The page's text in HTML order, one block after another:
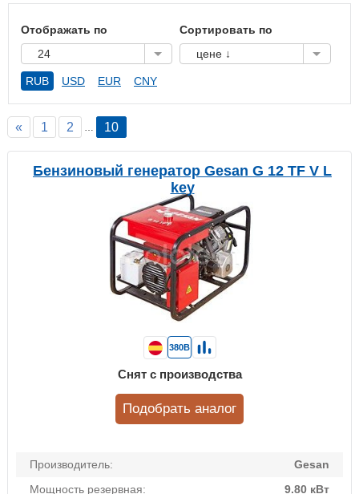
Отображать по
24
Сортировать по
цене ↓
RUB USD EUR CNY
« 1 2 … 10
Бензиновый генератор Gesan G 12 TF V L
key
Производитель:
Gesan
Мощность резервная:
9.80 кВт
380В
Снят с производства
Подобрать аналог